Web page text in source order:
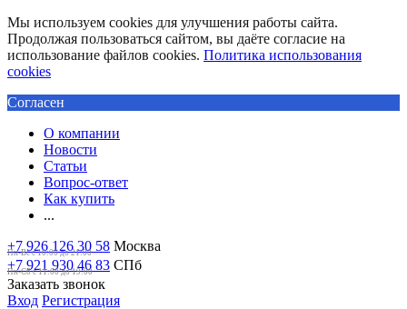
Мы используем cookies для улучшения работы сайта.
Продолжая пользоваться сайтом, вы даёте согласие на
использование файлов cookies. Политика использования
cookies
Согласен
О компании
Новости
Статьи
Вопрос-ответ
Как купить
...
+7 926 126 30 58 Москва
Пн-Вс с 10:00 до 21:00
+7 921 930 46 83 СПб
Пн-Сб c 11:00 до 19:00
Заказать звонок
Вход Регистрация